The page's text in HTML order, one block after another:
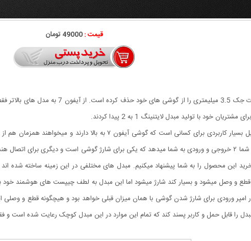
قیمت :49000 تومان
برند پرآوازه کالاهای دیجیتال آیفون
خود با تولید مبدل لایتنینگ 1 به 2 پیدا کردند.
لایتنینگ از سوکت آیفون گوشی موبایل شما ۲ خروجی و ورودی به شما میدهد که یکی برای شارژ گوشی است و
این محصول را به شما پیشنهاد میکنیم. مبدل های مختلفی در این زمینه ساخته شده
قطع و وصل میشود و بسیار کند شارژ میشود اما این مبدل به لطف چیپست های هوشمند
امپر ورودی برای شارژ شدن گوشی با همان میزان قبلی خواهد بود و هیچگونه قطع و
را قابل حمل و کاربر پسند کند که تمام این موارد در این مبدل کوچک رعایت شده است